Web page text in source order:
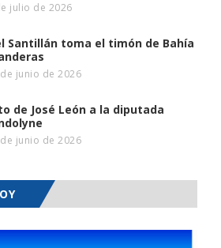
julio de 2026
Santillán toma el timón de Bahía
junio de 2026
de José León a la diputada
junio de 2026